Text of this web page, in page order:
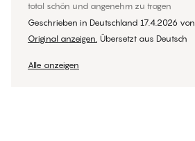
total schön und angenehm zu tragen
Geschrieben in Deutschland 17.4.2026 von
Original anzeigen. Übersetzt aus Deutsch
Alle anzeigen